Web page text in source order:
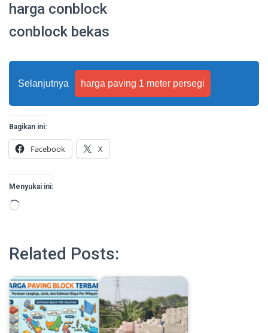
harga conblock
conblock bekas
Selanjutnya harga paving 1 meter persegi
Bagikan ini:
Facebook X
Menyukai ini:
Memuat...
Related Posts: